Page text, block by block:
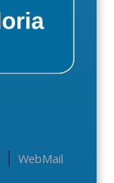
WebMail